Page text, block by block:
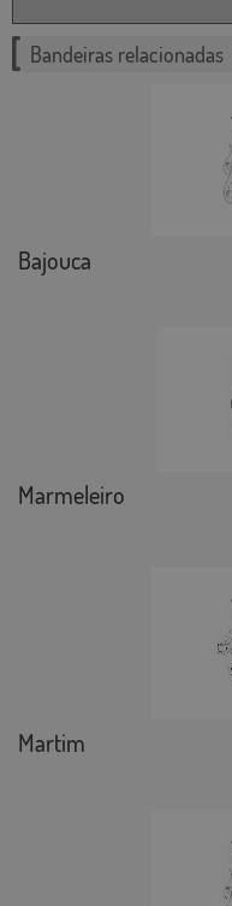
Bandeiras relacionadas
Bajouca
Marmeleiro
Martim